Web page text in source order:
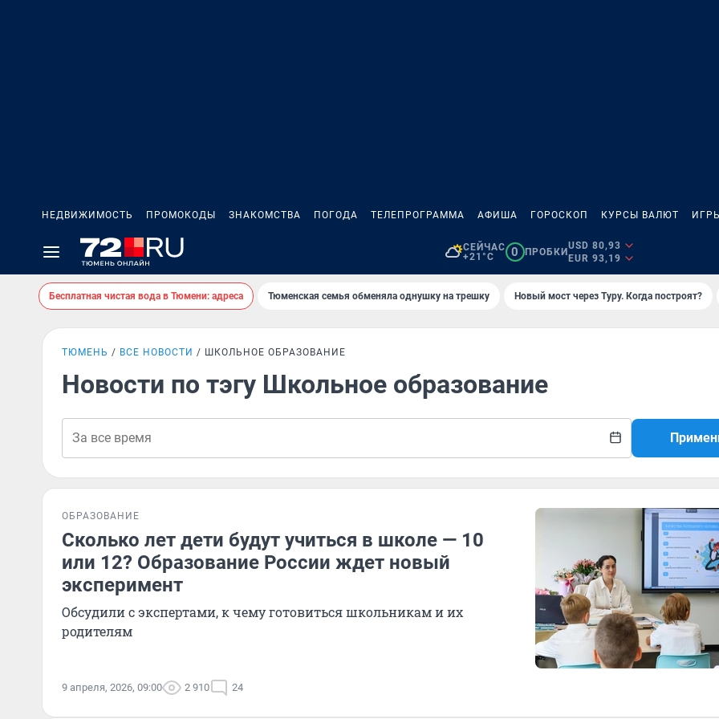
НЕДВИЖИМОСТЬ ПРОМОКОДЫ ЗНАКОМСТВА ПОГОДА ТЕЛЕПРОГРАММА АФИША ГОРОСКОП КУРСЫ ВАЛЮТ
СЕЙЧАС
+21°C
0 ПРОБКИ
USD 80,93
EUR 93,19
Бесплатная чистая вода в Тюмени: адреса Тюменская семья обменяла однушку на трешку Новый мост через Туру. Когда построят?
ТЮМЕНЬ ВСЕ НОВОСТИ ШКОЛЬНОЕ ОБРАЗОВАНИЕ
Новости по тэгу Школьное образование
ОБРАЗОВАНИЕ
Сколько лет дети будут учиться в школе — 10
или 12? Образование России ждет новый
эксперимент
Обсудили с экспертами, к чему готовиться школьникам и их
родителям
9 апреля, 2026, 09:00 2 910 24